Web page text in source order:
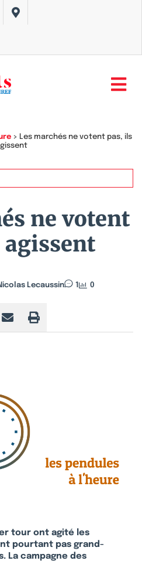
> Les marchés ne votent pas, ils
ne votent
agissent
Lecaussin 1
0
tour ont agité les
pourtant pas grand-
La campagne des